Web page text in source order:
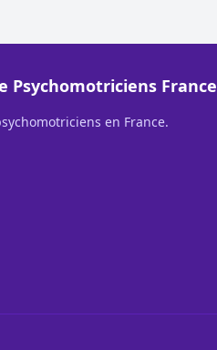
Psychomotriciens France
en France.